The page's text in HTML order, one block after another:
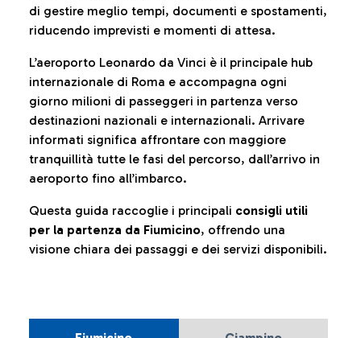
di gestire meglio tempi, documenti e spostamenti,
riducendo imprevisti e momenti di attesa.
L’aeroporto Leonardo da Vinci è il principale hub
internazionale di Roma e accompagna ogni
giorno milioni di passeggeri in partenza verso
destinazioni nazionali e internazionali. Arrivare
informati significa affrontare con maggiore
tranquillità tutte le fasi del percorso, dall’arrivo in
aeroporto fino all’imbarco.
Questa guida raccoglie i principali consigli utili
per la partenza da Fiumicino, offrendo una
visione chiara dei passaggi e dei servizi disponibili.